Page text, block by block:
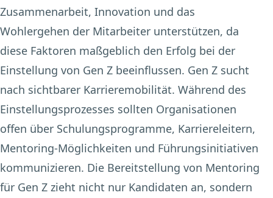
Zusammenarbeit, Innovation und das
Wohlergehen der Mitarbeiter unterstützen, da
diese Faktoren maßgeblich den Erfolg bei der
Einstellung von Gen Z beeinflussen. Gen Z sucht
nach sichtbarer Karrieremobilität. Während des
Einstellungsprozesses sollten Organisationen
offen über Schulungsprogramme, Karriereleitern,
Mentoring-Möglichkeiten und Führungsinitiativen
kommunizieren. Die Bereitstellung von Mentoring
für Gen Z zieht nicht nur Kandidaten an, sondern